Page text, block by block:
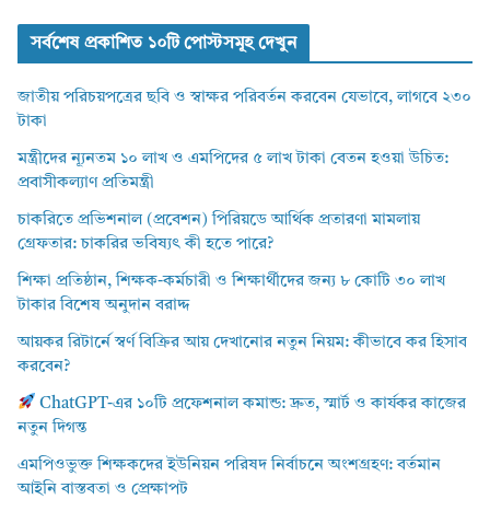
সর্বশেষ প্রকাশিত ১০টি পোস্টসমূহ দেখুন
জাতীয় পরিচয়পত্রের ছবি ও স্বাক্ষর পরিবর্তন করবেন যেভাবে, লাগবে ২৩০
টাকা
মন্ত্রীদের ন্যূনতম ১০ লাখ ও এমপিদের ৫ লাখ টাকা বেতন হওয়া উচিত:
প্রবাসীকল্যাণ প্রতিমন্ত্রী
চাকরিতে প্রভিশনাল (প্রবেশন) পিরিয়ডে আর্থিক প্রতারণা মামলায়
গ্রেফতার: চাকরির ভবিষ্যৎ কী হতে পারে?
শিক্ষা প্রতিষ্ঠান, শিক্ষক-কর্মচারী ও শিক্ষার্থীদের জন্য ৮ কোটি ৩০ লাখ
টাকার বিশেষ অনুদান বরাদ্দ
আয়কর রিটার্নে স্বর্ণ বিক্রির আয় দেখানোর নতুন নিয়ম: কীভাবে কর হিসাব
করবেন?
ChatGPT-এর ১০টি প্রফেশনাল কমান্ড: দ্রুত, স্মার্ট ও কার্যকর কাজের
নতুন দিগন্ত
এমপিওভুক্ত শিক্ষকদের ইউনিয়ন পরিষদ নির্বাচনে অংশগ্রহণ: বর্তমান
আইনি বাস্তবতা ও প্রেক্ষাপট